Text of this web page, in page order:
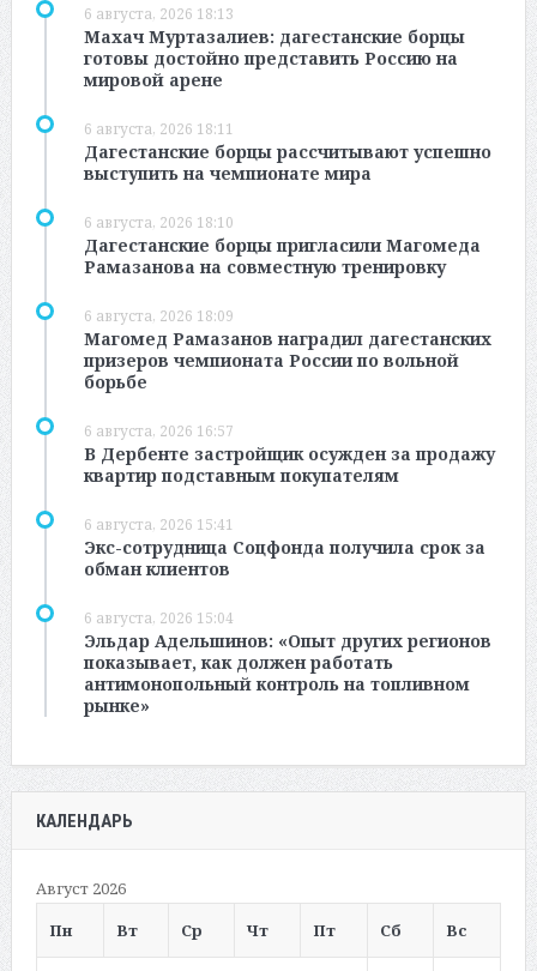
6 августа, 2026 18:13
Махач Муртазалиев: дагестанские борцы
готовы достойно представить Россию на
мировой арене
6 августа, 2026 18:11
Дагестанские борцы рассчитывают успешно
выступить на чемпионате мира
6 августа, 2026 18:10
Дагестанские борцы пригласили Магомеда
Рамазанова на совместную тренировку
6 августа, 2026 18:09
Магомед Рамазанов наградил дагестанских
призеров чемпионата России по вольной
борьбе
6 августа, 2026 16:57
В Дербенте застройщик осужден за продажу
квартир подставным покупателям
6 августа, 2026 15:41
Экс-сотрудница Соцфонда получила срок за
обман клиентов
6 августа, 2026 15:04
Эльдар Адельшинов: «Опыт других регионов
показывает, как должен работать
антимонопольный контроль на топливном
рынке»
КАЛЕНДАРЬ
Август 2026
Пн
Вт Ср Чт Пт Сб Вс